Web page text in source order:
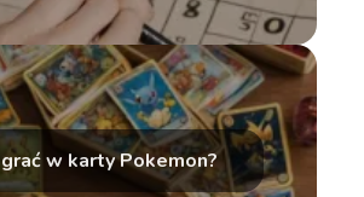
grać w karty Pokemon?